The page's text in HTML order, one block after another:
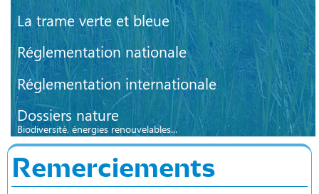
La trame verte et bleue
Réglementation nationale
Réglementation internationale
Dossiers nature
Biodiversité, énergies renouvelables...
Remerciements